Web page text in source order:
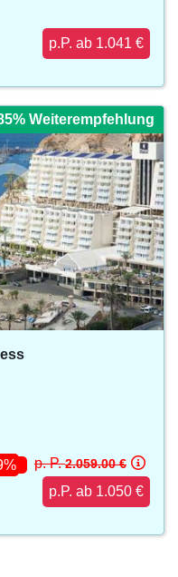
p.P. ab 1.041 €
Weiterempfehlung
Weiterempfehlung
Weiterempfehlung
Weiterempfehlung
Weiterempfehlung
p. P.2.059.00 €
p.P. ab 1.050 €